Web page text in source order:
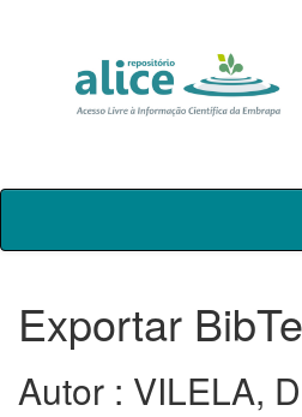
Skip
Exportar
Autor : VILELA,